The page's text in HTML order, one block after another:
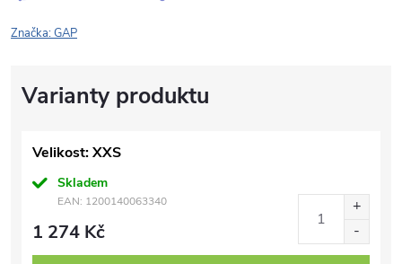
Značka:GAP
Velikost: XXS
Skladem
EAN: 1200140063340
1 274 Kč